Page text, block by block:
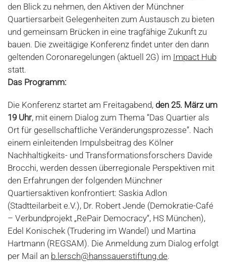
den Blick zu nehmen, den Aktiven der Münchner
Quartiersarbeit Gelegenheiten zum Austausch zu bieten
und gemeinsam Brücken in eine tragfähige Zukunft zu
bauen. Die zweitägige Konferenz findet unter den dann
geltenden Coronaregelungen (aktuell 2G) im Impact Hub
statt.
Das Programm:
Die Konferenz startet am Freitagabend, den 25. März um
19 Uhr, mit einem Dialog zum Thema “Das Quartier als
Ort für gesellschaftliche Veränderungsprozesse”. Nach
einem einleitenden Impulsbeitrag des Kölner
Nachhaltigkeits- und Transformationsforschers Davide
Brocchi, werden dessen überregionale Perspektiven mit
den Erfahrungen der folgenden Münchner
Quartiersaktiven konfrontiert: Saskia Adlon
(Stadtteilarbeit e.V.), Dr. Robert Jende (Demokratie-Café
– Verbundprojekt „RePair Democracy“, HS München),
Edel Konischek (Trudering im Wandel) und Martina
Hartmann (REGSAM). Die Anmeldung zum Dialog erfolgt
per Mail an b.lersch@hanssauerstiftung.de.